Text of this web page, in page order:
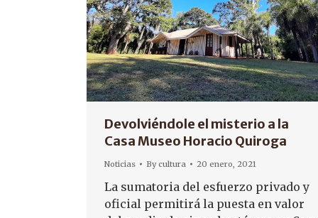
Devolviéndole el misterio a la
Casa Museo Horacio Quiroga
Noticias Bycultura 20 enero, 2021
La sumatoria del esfuerzo privado y
oficial permitirá la puesta en valor